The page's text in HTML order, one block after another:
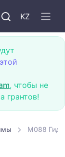
KZ
этой
, чтобы не
грантов!
M088